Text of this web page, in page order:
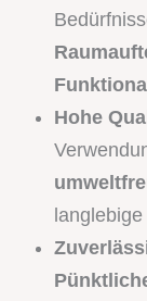
Hohe